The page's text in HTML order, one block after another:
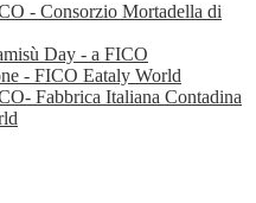
- Consorzio Mortadella di
Day - a FICO
- FICO Eataly World
Fabbrica Italiana Contadina